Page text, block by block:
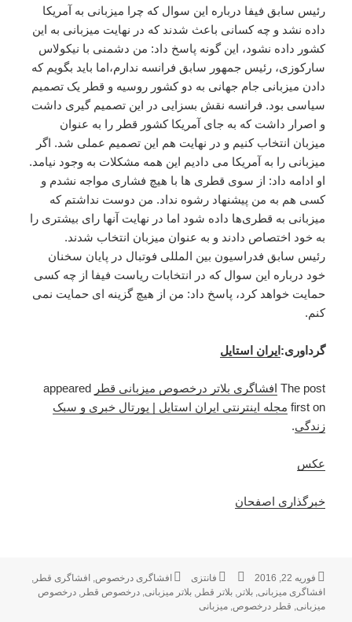
رئیس سابق فیفا درباره این سوال که چرا میزبانی به آمریکا
داده نشد و چه کسانی باعث شدند که در نهایت میزبانی به این
کشور داده نشود، این گونه پاسخ داد: من دشمنی با نیکولاس
سارکوزی، رئیس جمهور سابق فرانسه ندارم،اما باید بگویم که
دادن میزبانی جام جهانی به دو کشور روسیه و قطر یک تصمیم
سیاسی بود. فرانسه نقش بسزایی در این تصمیم گیری داشت
و اصرار داشت که به جای آمریکا کشور قطر را به عنوان
میزبان انتخاب کنیم و در نهایت هم این تصمیم عملی شد. اگر
میزبانی را به آمریکا می دادیم این همه مشکلات به وجود نیامد.
او ادامه داد: از سوی قطری ها با هیچ فشاری مواجه نشدم و
کسی هم به من پیشنهاد رشوه نداد. من دوست نداشتم که
میزبانی به قطری‌ها داده شود اما در نهایت آنها رای بیشتری را
به خود اختصاص دادند و به عنوان میزبان انتخاب شدند.
رئیس سابق فدراسیون بین المللی فوتبال در پایان سخنان
خود درباره این سوال که در انتخابات ریاست فیفا از چه کسی
حمایت خواهد کرد، پاسخ داد: من از هیچ گزینه ای حمایت نمی
کنم.
گرداوری: ایران استایل
The post افشاگری بلاتر درخصوص میزبانی قطر appeared
first on مجله اینترنتی ایران استایل | پورتال خبری و سبک
زندگی.
عکس
خبرگذاری اصفحان
ارسال
شده
در
فوریه 22, 2016 نویسندهدسته‌ها
فانتزی برچسب‌ها
افشاگری درخصوص, افشاگری قطر,
افشاگری میزبانی,بلاتر,بلاتر قطر,بلاتر میزبانی,درخصوص قطر,درخصوص
میزبانی, قطر درخصوص,میزبانی